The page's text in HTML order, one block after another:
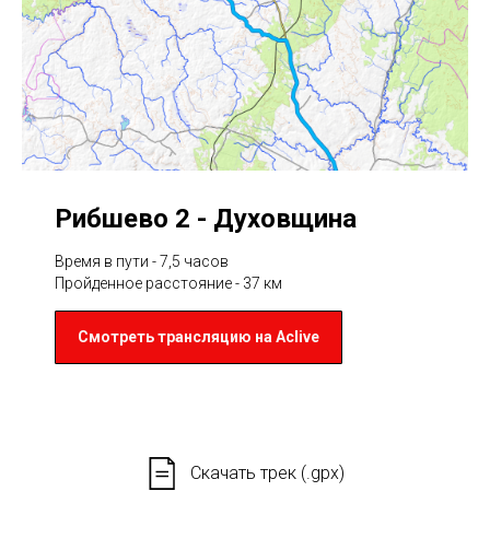
Рибшево 2 - Духовщина
Время в пути - 7,5 часов
Пройденное расстояние - 37 км
Смотреть трансляцию на Aclive
Скачать трек (.gpx)